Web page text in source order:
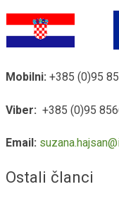
Mobilni: +385 (0)95
Viber: +385 (0)95
Email:
Ostali članci